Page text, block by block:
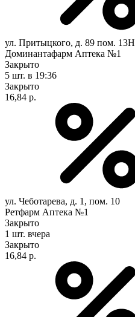
ул. Притыцкого, д. 89 пом. 13Н
Доминантафарм Аптека №1
Закрыто
5 шт. в 19:36
Закрыто
16,84 р.
ул. Чеботарева, д. 1, пом. 10
Ретфарм Аптека №1
Закрыто
1 шт. вчера
Закрыто
16,84 р.